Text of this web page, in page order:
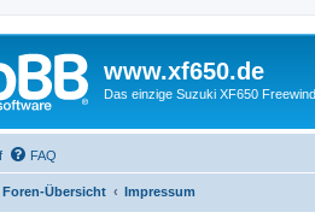
www.xf650.de
Das einzige Suzuki XF650
FAQ
Foren-Übersicht Impressum